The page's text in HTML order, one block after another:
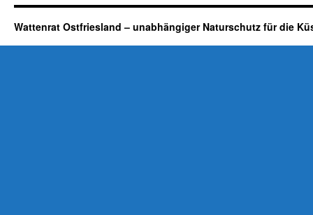
Wattenrat Ostfriesland – unabhängiger Naturschutz für die